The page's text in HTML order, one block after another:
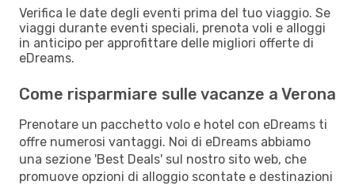
Verifica le date degli eventi prima del tuo viaggio. Se
viaggi durante eventi speciali, prenota voli e alloggi
in anticipo per approfittare delle migliori offerte di
eDreams.
Come risparmiare sulle vacanze a Verona
Prenotare un pacchetto volo e hotel con eDreams ti
offre numerosi vantaggi. Noi di eDreams abbiamo
una sezione 'Best Deals' sul nostro sito web, che
promuove opzioni di alloggio scontate e destinazioni